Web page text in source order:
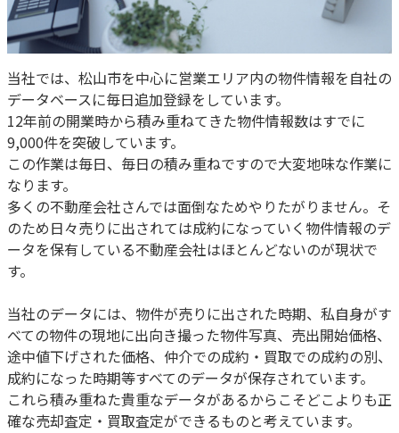
当社では、松山市を中心に営業エリア内の物件情報を自社の
データベースに毎日追加登録をしています。
12年前の開業時から積み重ねてきた物件情報数はすでに
9,000件を突破しています。
この作業は毎日、毎日の積み重ねですので大変地味な作業に
なります。
多くの不動産会社さんでは面倒なためやりたがりません。そ
のため日々売りに出されては成約になっていく物件情報のデ
ータを保有している不動産会社はほとんどないのが現状で
す。
当社のデータには、物件が売りに出された時期、私自身がす
べての物件の現地に出向き撮った物件写真、売出開始価格、
途中値下げされた価格、仲介での成約・買取での成約の別、
成約になった時期等すべてのデータが保存されています。
これら積み重ねた貴重なデータがあるからこそどこよりも正
確な売却査定・買取査定ができるものと考えています。